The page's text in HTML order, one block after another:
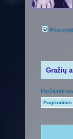
Prisijungti
Gražių
Peržiūrėti